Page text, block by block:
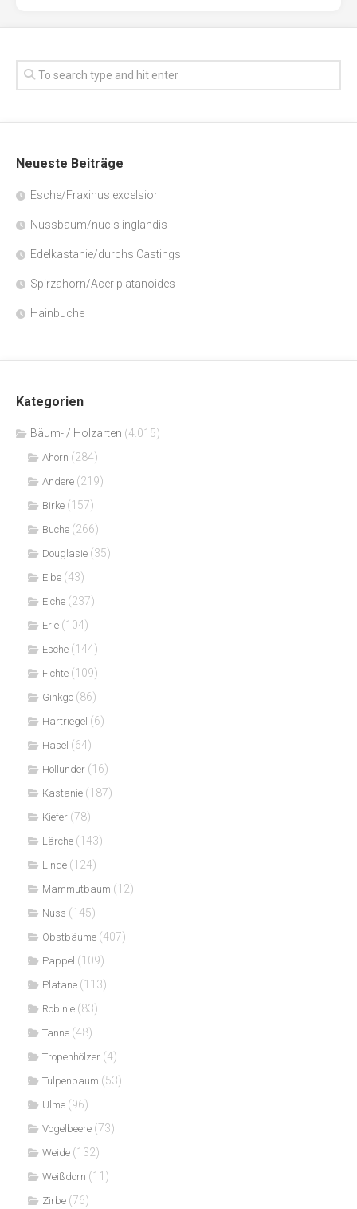
Neueste Beiträge
Esche/Fraxinus excelsior
Nussbaum/nucis inglandis
Edelkastanie/durchs Castings
Spirzahorn/Acer platanoides
Hainbuche
Kategorien
Bäum- / Holzarten (4.015)
Ahorn (284)
Andere (219)
Birke (157)
Buche (266)
Douglasie (35)
Eibe (43)
Eiche (237)
Erle (104)
Esche (144)
Fichte (109)
Ginkgo (86)
Hartriegel (6)
Hasel (64)
Hollunder (16)
Kastanie (187)
Kiefer (78)
Lärche (143)
Linde (124)
Mammutbaum (12)
Nuss (145)
Obstbäume (407)
Pappel (109)
Platane (113)
Robinie (83)
Tanne (48)
Tropenhölzer (4)
Tulpenbaum (53)
Ulme (96)
Vogelbeere (73)
Weide (132)
Weißdorn (11)
Zirbe (76)